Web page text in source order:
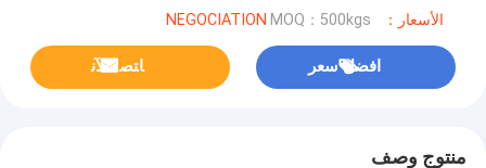
الأسعار：NEGOCIATION MOQ：500kgs
افضل سعر ﺎﺘﺼﻟ ﺍﻶﻧ
منتوج وصف